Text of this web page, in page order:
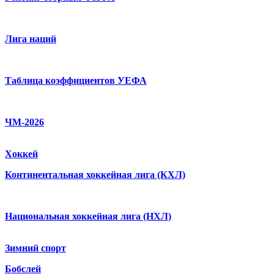
Лига наций
Таблица коэффициентов УЕФА
ЧМ-2026
Хоккей
Континентальная хоккейная лига (КХЛ)
Национальная хоккейная лига (НХЛ)
Зимний спорт
Бобслей